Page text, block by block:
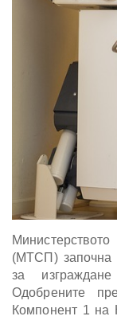
(МТСП) започна
за
Одобрените
Компонент 1 на